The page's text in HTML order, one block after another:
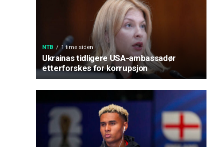
NTB 1 time siden
Ukrainas tidligere USA-ambassadør
etterforskes for korrupsjon